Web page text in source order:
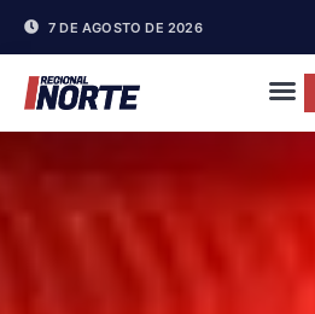
7 DE AGOSTO DE 2026